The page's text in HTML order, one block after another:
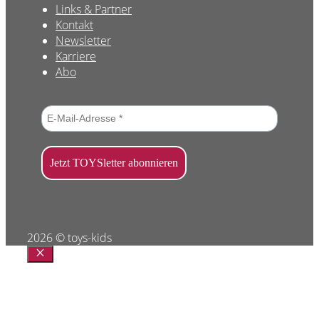
Links & Partner
Kontakt
Newsletter
Karriere
Abo
2026 © toys-kids
Schließen